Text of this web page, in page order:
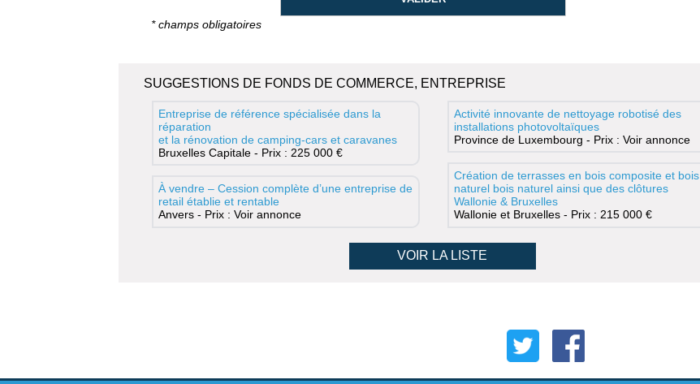
* champs obligatoires
SUGGESTIONS DE FONDS DE COMMERCE, ENTREPRISE
Entreprise de référence spécialisée dans la
réparation
et la rénovation de camping-cars et caravanes
Bruxelles Capitale - Prix : 225 000 €
À vendre – Cession complète d’une entreprise de
retail établie et rentable
Anvers - Prix : Voir annonce
Activité innovante de nettoyage robotisé des
installations photovoltaïques
Province de Luxembourg - Prix : Voir annonce
Création de terrasses en bois composite et bois
naturel bois naturel ainsi que des clôtures
Wallonie & Bruxelles
Wallonie et Bruxelles - Prix : 215 000 €
VOIR LA LISTE